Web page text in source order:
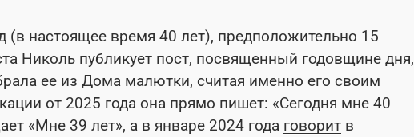
(в настоящее время 40 лет), предположительно 15
Николь публикует пост, посвященный годовщине дня,
ее из Дома малютки, считая именно его своим
от 2025 года она прямо пишет: «Сегодня мне 40
«Мне 39 лет», а в январе 2024 года говорит в